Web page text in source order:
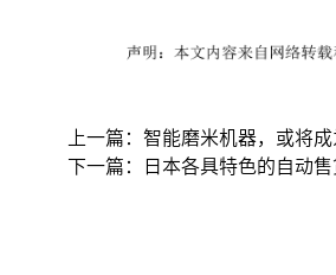
上一篇：智能磨米机器，或将
下一篇：日本各具特色的自动